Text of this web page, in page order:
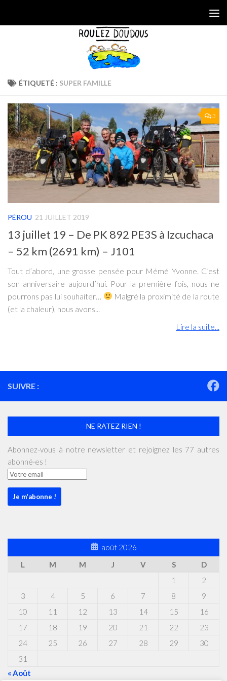
ÉTIQUETÉ : SUPER FAMILLE
3
PÉROU 21 JUILLET 2019
13 juillet 19 – De PK 892 PE3S à Izcuchaca
– 52 km (2691 km) – J101
Tout d’abord, une grosse pensée pour Mémé Yvonne. C’est
son anniversaire aujourd’hui. Pour la première fois, nous ne
pourrons pas lui souhaiter…
Malgré la proximité de la route
(et la chaleur), nous avons...
Lire la suite...
SUIVRE :
NE RATEZ RIEN !
Abonnez-vous à notre newsletter et rejoignez les 77 autres
abonné·es !
août 2026
L
M M J V S
D
1
2
3
4 5 6 7 8
9
10
11 12 13 14 15
16
17
18 19 20 21 22
23
24
25 26 27 28 29
30
31
« Août